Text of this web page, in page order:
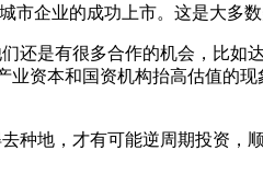
企业的成功上市。这是大多数
还是有很多合作的机会，比如
资本和国资机构抬高估值的
种地，才有可能逆周期投资，